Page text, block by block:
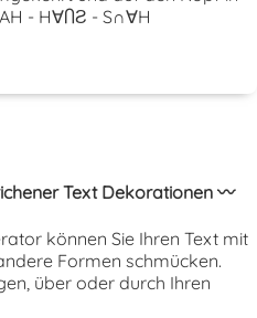
- H∀ႶƧ - S∩∀H
Text Dekorationen 〰️
können Sie Ihren Text mit
Formen schmücken.
über oder durch Ihren